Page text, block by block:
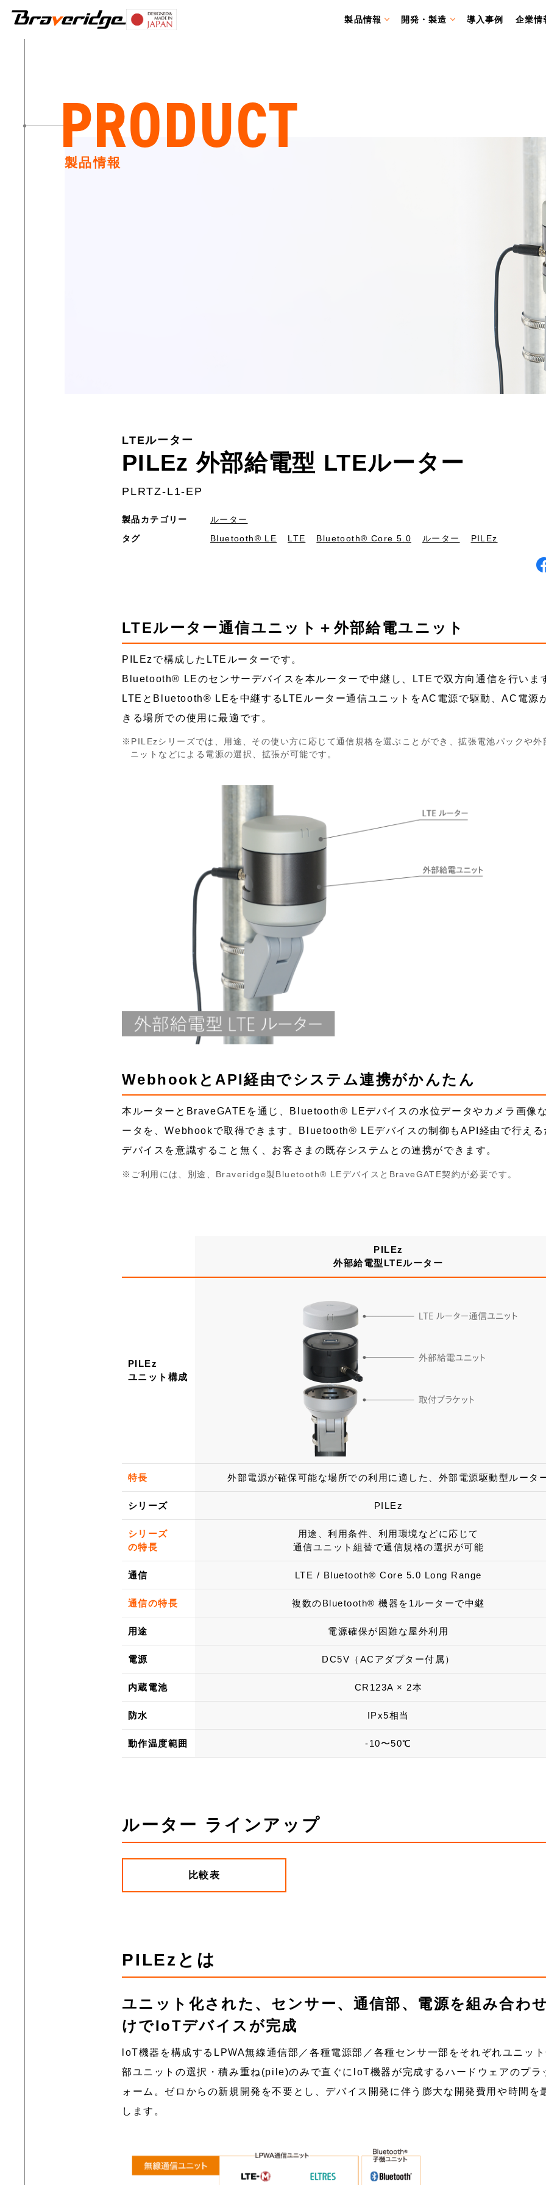
Braveridge
製品情報
開発・製造 導入事例 企業情
PRODUCT
製品情報
LTEルーター
PILEz 外部給電型 LTEルーター
PLRTZ-L1-EP
製品カテゴリー
ルーター
タグ
Bluetooth®︎ LE LTE Bluetooth® Core 5.0 ルーター PILEz
LTEルーター通信ユニット＋外部給電ユニット
PILEzで構成したLTEルーターです。
Bluetooth® LEのセンサーデバイスを本ルーターで中継し、LTEで双方向通信を行いま
LTEとBluetooth® LEを中継するLTEルーター通信ユニットをAC電源で駆動、AC電源
きる場所での使用に最適です。
PILEzシリーズでは、用途、その使い方に応じて通信規格を選ぶことができ、拡張電池パックや外
ニットなどによる電源の選択、拡張が可能です。
WebhookとAPI経由でシステム連携がかんたん
本ルーターとBraveGATEを通じ、Bluetooth® LEデバイスの水位データやカメラ画像
ータを、Webhookで取得できます。Bluetooth® LEデバイスの制御もAPI経由で行える
デバイスを意識すること無く、お客さまの既存システムとの連携ができます。
ご利用には、別途、Braveridge製Bluetooth® LEデバイスとBraveGATE契約が必要です。
PILEz
外部給電型LTEルーター
PILEz
ユニット構成
特長 外部電源が確保可能な場所での利用に適した、外部電源駆動型ルータ
シリーズ PILEz
シリーズ
の特長
用途、利用条件、利用環境などに応じて
通信ユニット組替で通信規格の選択が可能
通信 LTE / Bluetooth®︎ Core 5.0 Long Range
通信の特長 複数のBluetooth® 機器を1ルーターで中継
用途 電源確保が困難な屋外利用
電源 DC5V（ACアダプター付属）
内蔵電池 CR123A × 2本
防水 IPx5相当
動作温度範囲 -10〜50℃
ルーター ラインアップ
比較表
PILEzとは
ユニット化された、センサー、通信部、電源を組み合わ
けでIoTデバイスが完成
loT機器を構成するLPWA無線通信部／各種電源部／各種センサ一部をそれぞれユニッ
部ユニットの選択・積み重ね(pile)のみで直ぐにloT機器が完成するハードウェアのプラ
ォーム。ゼロからの新規開発を不要とし、デバイス開発に伴う膨大な開発費用や時間を
します。